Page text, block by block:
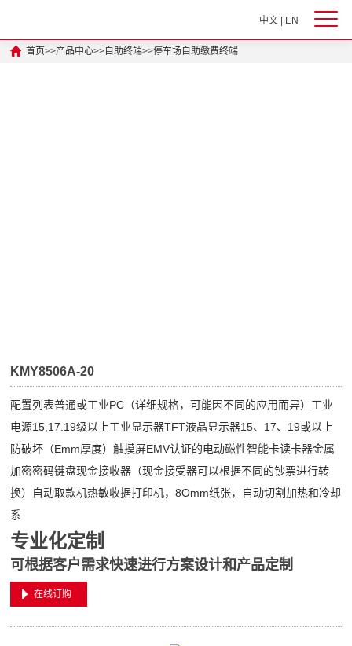
中文| EN
首页>>产品中心>>自助终端>>停车场自助缴费终端
KMY8506A-20
配置列表普通或工业PC（详细规格，可能因不同的应用而异）工业
电源15,17.19级以上工业显示器TFT液晶显示器15、17、19或以上
防破坏（Emm厚度）触摸屏EMV认证的电动磁性智能卡读卡器金属
加密密码键盘现金接收器（现金接受器可以根据不同的钞票进行转
换）自动取款机热敏收据打印机，8Omm纸张，自动切割加热和冷却
系
专业化定制
可根据客户需求快速进行方案设计和产品定制
在线订购